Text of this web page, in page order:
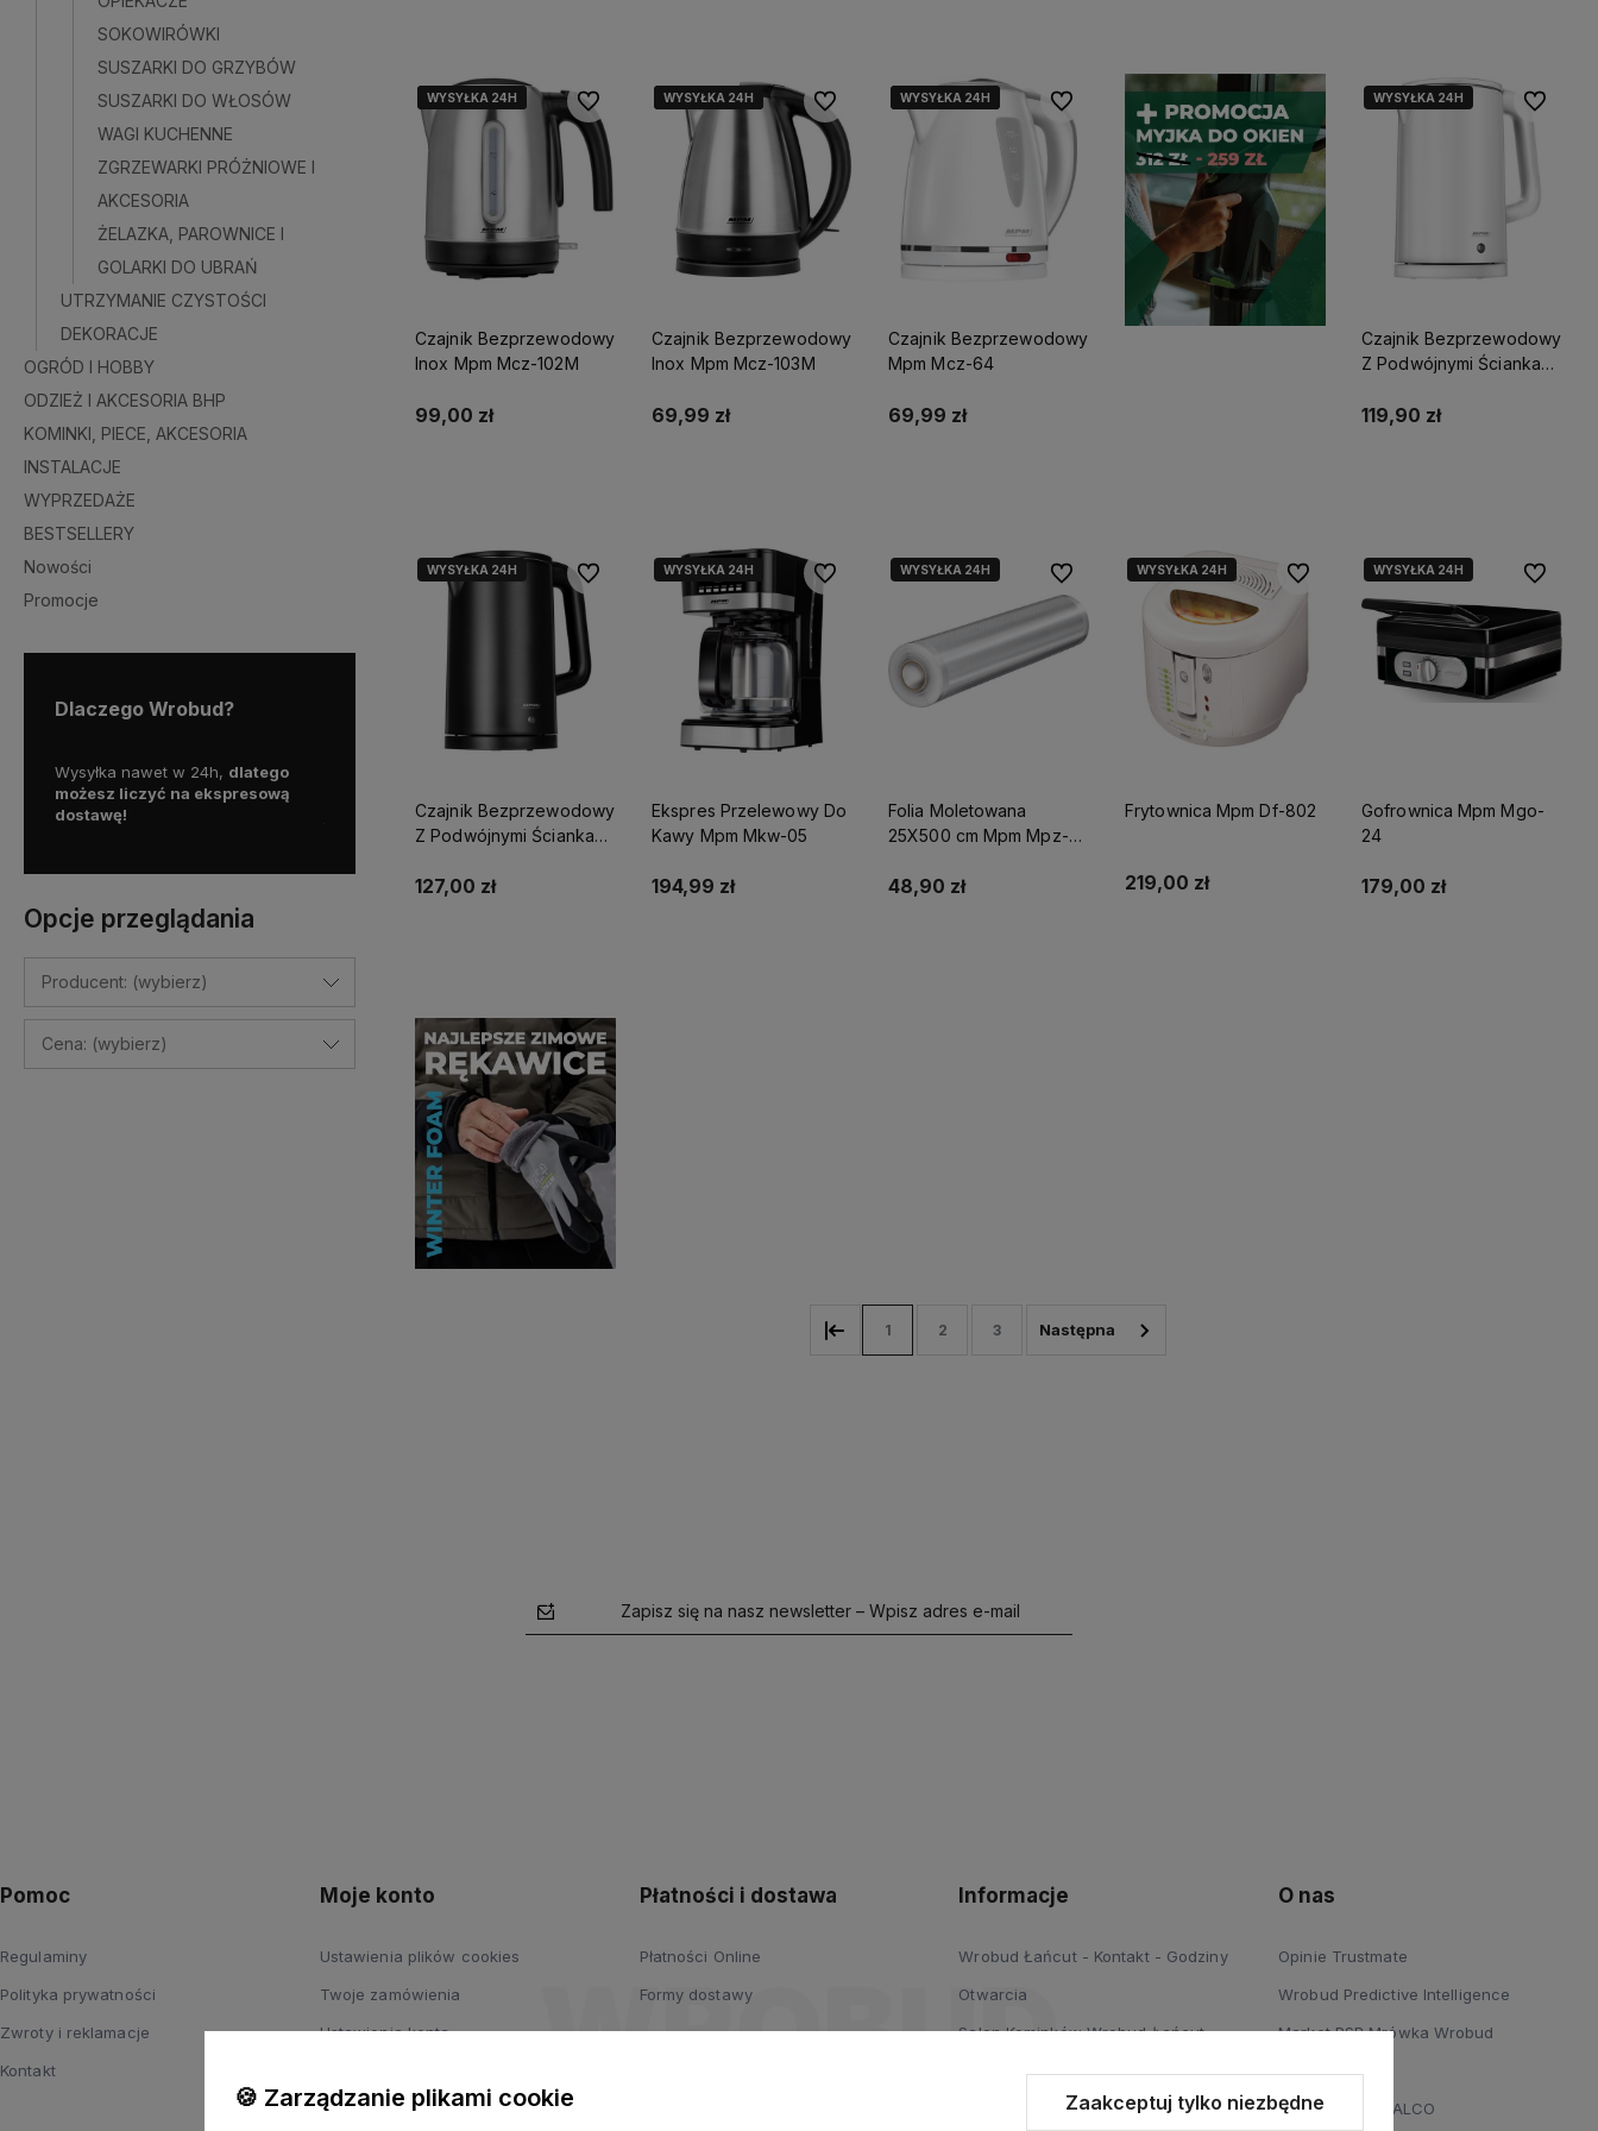
SOKOWIRÓWKI
SUSZARKI DO GRZYBÓW
SUSZARKI DO WŁOSÓW
WAGI KUCHENNE
ZGRZEWARKI PRÓŻNIOWE I
AKCESORIA
ŻELAZKA, PAROWNICE I
GOLARKI DO UBRAŃ
UTRZYMANIE CZYSTOŚCI
DEKORACJE
OGRÓD I HOBBY
ODZIEŻ I AKCESORIA BHP
KOMINKI, PIECE, AKCESORIA
INSTALACJE
WYPRZEDAŻE
BESTSELLERY
Nowości
Promocje
Dlaczego Wrobud?
Wysyłka nawet w 24h, dlatego
możesz liczyć na ekspresową
dostawę!
100 zł!
polskim rynku.
dostawę!
Opcje przeglądania
Producent: (wybierz)
Cena: (wybierz)
WYSYŁKA 24H
WYSYŁKA 24H
WYSYŁKA 24H
Czajnik Bezprzewodowy
Inox Mpm Mcz-102M
99,00 zł
Do ulubionychWYSYŁKA 24H
WYSYŁKA 24H
WYSYŁKA 24H
Czajnik Bezprzewodowy
Inox Mpm Mcz-103M
69,99 zł
Do ulubionychWYSYŁKA 24H
WYSYŁKA 24H
WYSYŁKA 24H
Czajnik Bezprzewodowy
Mpm Mcz-64
69,99 zł
Do ulubionych WYSYŁKA 24H
Czajnik Bezprzewodowy
Z Podwójnymi Ściankami
119,90 zł
Do
WYSYŁKA 24H
Czajnik Bezprzewodowy
Z Podwójnymi Ściankami
127,00 zł
Do ulubionychWYSYŁKA 24H
Ekspres Przelewowy Do
Kawy Mpm Mkw-05
194,99 zł
Do ulubionychWYSYŁKA 24H
Folia Moletowana
25X500 cm Mpm Mpz-
48,90 zł
Do ulubionychWYSYŁKA 24H
Frytownica Mpm Df-802
219,00 zł
Do ulubionychWYSYŁKA 24H
Gofrownica Mpm Mgo-
24
179,00 zł
Do
1 2 3
Zapisz się na nasz newsletter – Wpisz adres e-mail
Pomoc
Regulaminy
Polityka prywatności
Zwroty i reklamacje
Kontakt
Moje konto
Ustawienia plików cookies
Twoje zamówienia
Ustawienia konta
Płatności i dostawa
Płatności Online
Formy dostawy
Informacje
Wrobud Łańcut - Kontakt - Godziny
Otwarcia
Salon Kominków Wrobud Łańcut
Salon Drzwi i Podłóg Wrobud Łańcut
Wypożyczalnia sprzętów budowlanych i
O nas
Opinie Trustmate
Wrobud Predictive Intelligence
Market PSB Mrówka Wrobud
Blog
Dystrybucja STALCO
🍪 Zarządzanie plikami cookie Zaakceptuj tylko niezbędne